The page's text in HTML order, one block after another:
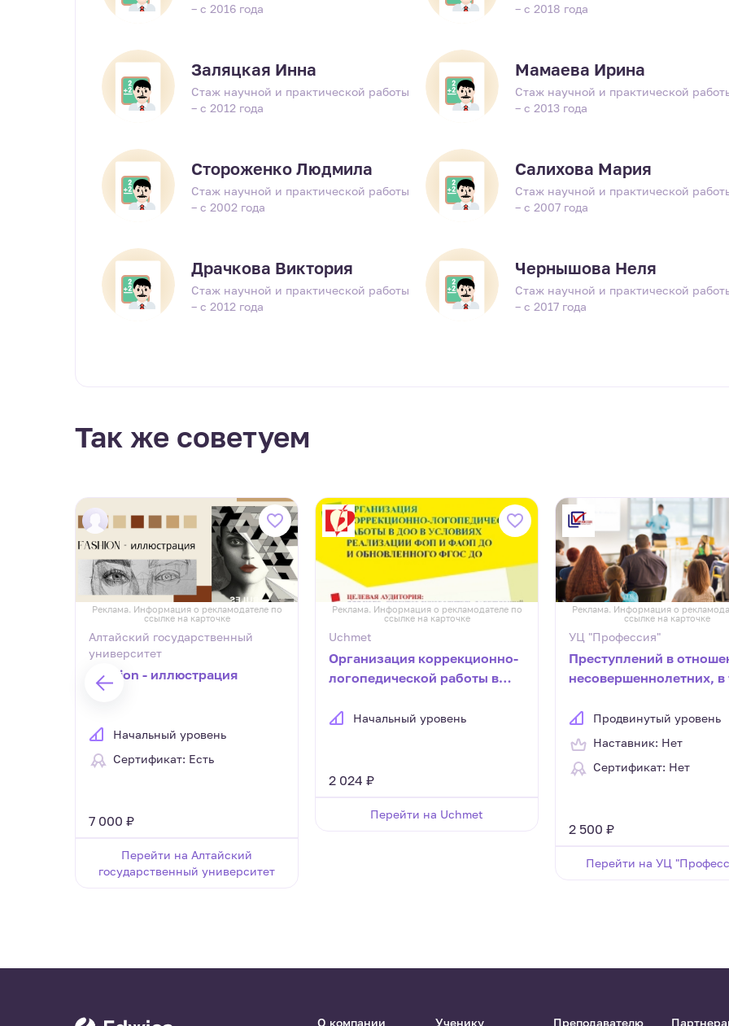
– с 2016 года
– с 2018 года
Заляцкая Инна
Стаж научной и практической работы
– с 2012 года
Мамаева Ирина
Стаж научной и практической
– с 2013 года
Стороженко Людмила
Стаж научной и практической работы
– с 2002 года
Салихова Мария
Стаж научной и практической
– с 2007 года
Драчкова Виктория
Стаж научной и практической работы
– с 2012 года
Чернышова Неля
Стаж научной и практической
– с 2017 года
Так же советуем
Реклама. Информация о рекламодателе по
ссылке на карточке
Алтайский государственный
университет
Fashion - иллюстрация
Начальный уровень
Сертификат: Есть
7 000 ₽
Перейти на Алтайский
государственный университет
Реклама. Информация о рекламодателе по
ссылке на карточке
Uchmet
Организация коррекционно-
логопедической работы в
ФОП и ФАОП ДО и
Начальный уровень
2 024 ₽
Перейти на Uchmet
Реклама. Информация о
ссылке на карточке
УЦ "Профессия"
Преступлений в
несовершеннолетних, в
половой
неприкосновенности
несовершеннолетних
Продвинутый уровень
Наставник: Нет
Сертификат: Нет
2 500 ₽
Перейти на УЦ
О компании Ученику Преподавателю